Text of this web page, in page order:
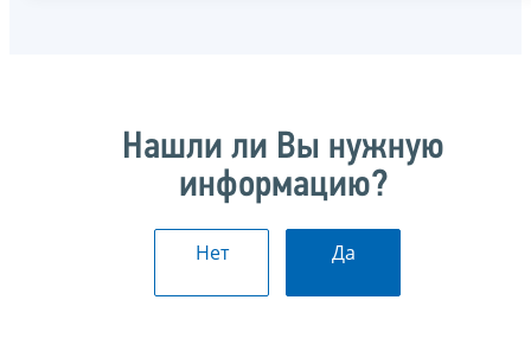
Нашли ли Вы нужную
информацию?
Нет Да